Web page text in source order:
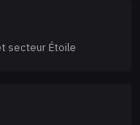
secteur Étoile